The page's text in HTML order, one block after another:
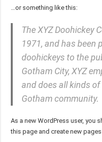
…or something like this:
The XYZ Doohickey
1971, and has been
doohickeys to the
Gotham City, XYZ
and does all kinds
Gotham community.
As a new WordPress user, you
this page and create new